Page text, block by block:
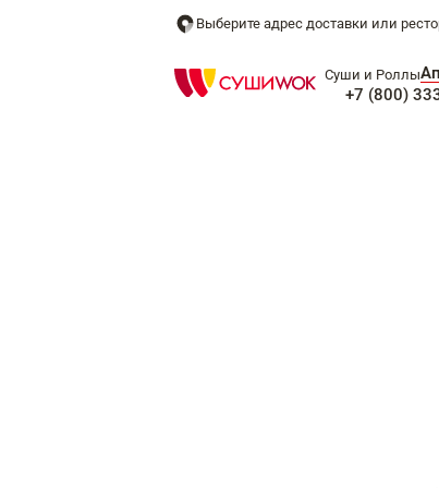
Выберите адрес доставки или
Суши и Роллы
+7 (800)